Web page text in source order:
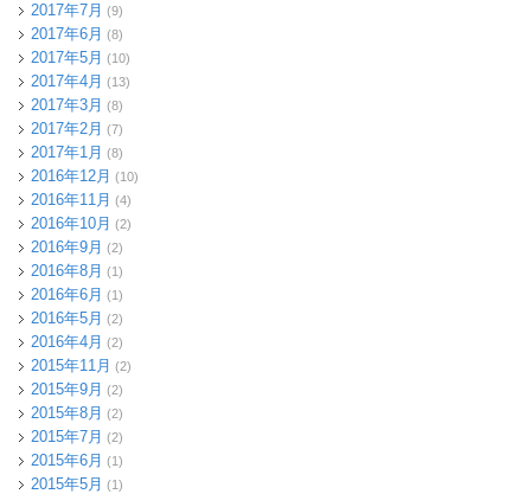
2017年7月 (9)
2017年6月 (8)
2017年5月 (10)
2017年4月 (13)
2017年3月 (8)
2017年2月 (7)
2017年1月 (8)
2016年12月 (10)
2016年11月 (4)
2016年10月 (2)
2016年9月 (2)
2016年8月 (1)
2016年6月 (1)
2016年5月 (2)
2016年4月 (2)
2015年11月 (2)
2015年9月 (2)
2015年8月 (2)
2015年7月 (2)
2015年6月 (1)
2015年5月 (1)